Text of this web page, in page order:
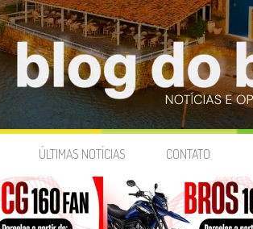
ÚLTIMAS NOTÍCIAS CONTATO